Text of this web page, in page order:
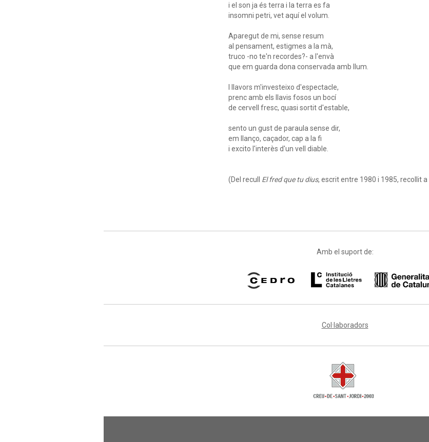
i el son ja és terra i la terra es fa
insomni petri, vet aquí el volum.
Aparegut de mi, sense resum
al pensament, estigmes a la mà,
truco -no te'n recordes?- a l'envà
que em guarda dona conservada amb llum.
I llavors m'investeixo d'espectacle,
prenc amb els llavis fosos un bocí
de cervell fresc, quasi sortit d'estable,
sento un gust de paraula sense dir,
em llanço, caçador, cap a la fi
i excito l'interès d'un vell diable.
(Del recull El fred que tu dius, escrit entre 1980 i 1985, recollit a
Amb el suport de:
Col·laboradors